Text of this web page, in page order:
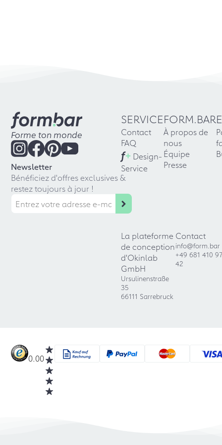
Forme ton monde
Newsletter
Bénéficiez d'offres exclusives &
restez toujours à jour !
SERVICE
Contact
FAQ
f+ Design-
Service
FORM.BAR
À propos de
nous
Équipe
Presse
La plateforme
de conception
d'Okinlab
GmbH
Ursulinenstraße
35
66111 Sarrebruck
Contact
info@form.bar
+49 681 410
42
0.00